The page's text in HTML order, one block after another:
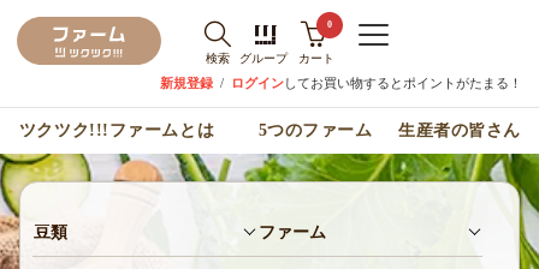
検索 グループ
0
カート
新規登録 / ログインしてお買い物するとポイントがたまる！
ツクツク!!!ファームとは 5つのファーム 生産者の皆さん
豆類 ファーム